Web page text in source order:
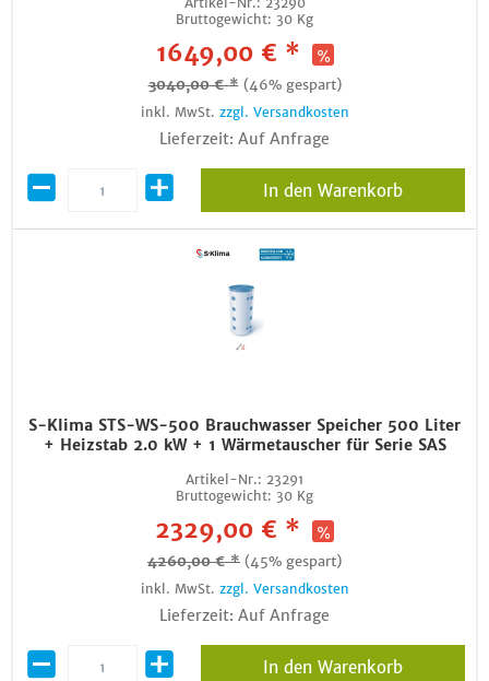
Bruttogewicht: 30 Kg
1649,00 € *
3040,00 € * (46% gespart)
inkl. MwSt. zzgl. Versandkosten
Lieferzeit: Auf Anfrage
In den Warenkorb
S-Klima STS-WS-500 Brauchwasser Speicher 500 Liter
+ Heizstab 2.0 kW + 1 Wärmetauscher für Serie SAS
Artikel-Nr.: 23291
Bruttogewicht: 30 Kg
2329,00 € *
4260,00 € * (45% gespart)
inkl. MwSt. zzgl. Versandkosten
Lieferzeit: Auf Anfrage
In den Warenkorb